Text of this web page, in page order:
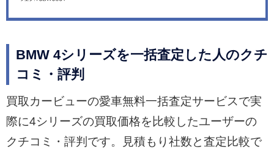
BMW 4シリーズを一括査定した人のクチ
コミ・評判
買取カービューの愛車無料一括査定サービスで実
際に4シリーズの買取価格を比較したユーザーの
クチコミ・評判です。見積もり社数と査定比較で